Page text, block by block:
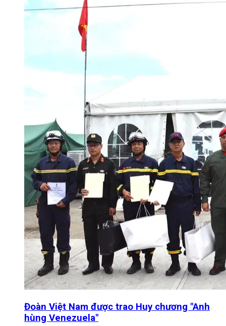
Đoàn Việt Nam được trao Huy chương "Anh
hùng Venezuela"